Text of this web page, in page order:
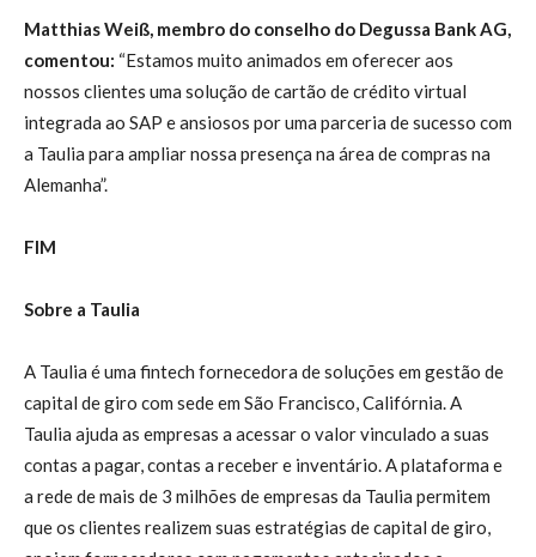
Matthias Weiß, membro do conselho do Degussa Bank AG,
comentou: “Estamos muito animados em oferecer aos
nossos clientes uma solução de cartão de crédito virtual
integrada ao SAP e ansiosos por uma parceria de sucesso com
a Taulia para ampliar nossa presença na área de compras na
Alemanha”.
FIM
Sobre a Taulia
A Taulia é uma fintech fornecedora de soluções em gestão de
capital de giro com sede em São Francisco, Califórnia. A
Taulia ajuda as empresas a acessar o valor vinculado a suas
contas a pagar, contas a receber e inventário. A plataforma e
a rede de mais de 3 milhões de empresas da Taulia permitem
que os clientes realizem suas estratégias de capital de giro,